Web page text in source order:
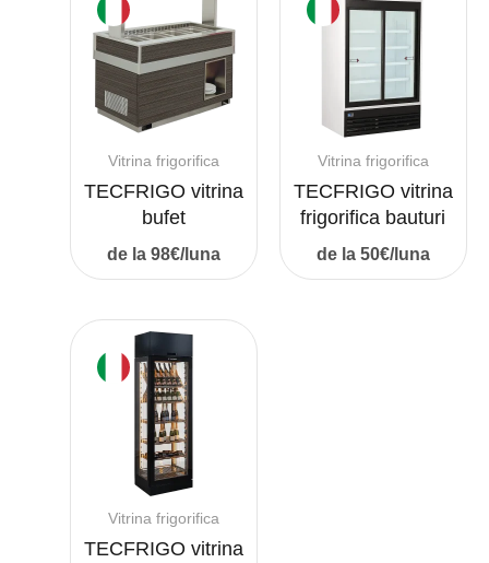
Vitrina frigorifica
TECFRIGO vitrina
bufet
de la 98€/luna
Vitrina frigorifica
TECFRIGO vitrina
frigorifica bauturi
de la 50€/luna
Vitrina frigorifica
TECFRIGO vitrina